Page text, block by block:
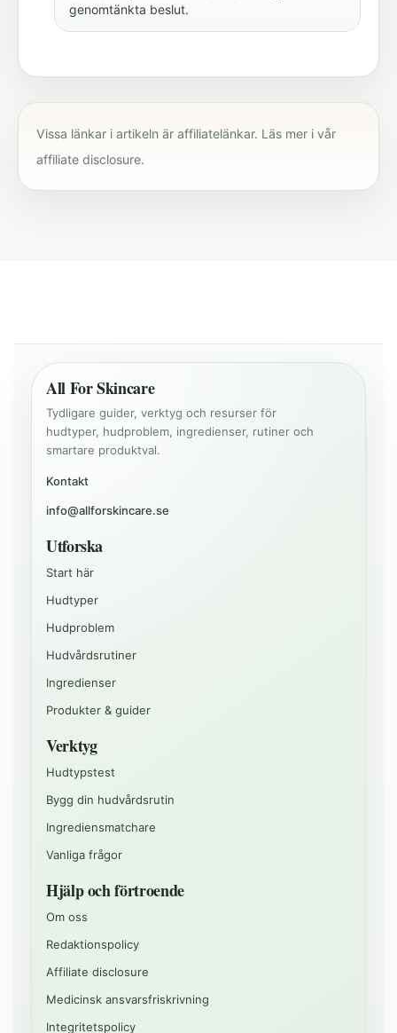
genomtänkta beslut.
Vissa länkar i artikeln är affiliatelänkar. Läs mer i vår
affiliate disclosure.
All For Skincare
Tydligare guider, verktyg och resurser för
hudtyper, hudproblem, ingredienser, rutiner och
smartare produktval.
Kontakt
info@allforskincare.se
Utforska
Start här
Hudtyper
Hudproblem
Hudvårdsrutiner
Ingredienser
Produkter & guider
Verktyg
Hudtypstest
Bygg din hudvårdsrutin
Ingrediensmatchare
Vanliga frågor
Hjälp och förtroende
Om oss
Redaktionspolicy
Affiliate disclosure
Medicinsk ansvarsfriskrivning
Integritetspolicy